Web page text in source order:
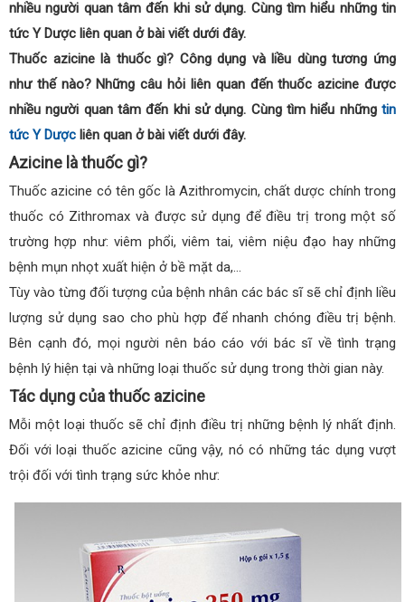
nhiều người quan tâm đến khi sử dụng. Cùng tìm hiểu những tin
tức Y Dược liên quan ở bài viết dưới đây.
Thuốc azicine là thuốc gì? Công dụng và liều dùng tương ứng
như thế nào? Những câu hỏi liên quan đến thuốc azicine được
nhiều người quan tâm đến khi sử dụng. Cùng tìm hiểu những tin
tức Y Dược liên quan ở bài viết dưới đây.
Azicine là thuốc gì?
Thuốc azicine có tên gốc là Azithromycin, chất dược chính trong
thuốc có Zithromax và được sử dụng để điều trị trong một số
trường hợp như: viêm phổi, viêm tai, viêm niệu đạo hay những
bệnh mụn nhọt xuất hiện ở bề mặt da,…
Tùy vào từng đối tượng của bệnh nhân các bác sĩ sẽ chỉ định liều
lượng sử dụng sao cho phù hợp để nhanh chóng điều trị bệnh.
Bên cạnh đó, mọi người nên báo cáo với bác sĩ về tình trạng
bệnh lý hiện tại và những loại thuốc sử dụng trong thời gian này.
Tác dụng của thuốc azicine
Mỗi một loại thuốc sẽ chỉ định điều trị những bệnh lý nhất định.
Đối với loại thuốc azicine cũng vậy, nó có những tác dụng vượt
trội đối với tình trạng sức khỏe như: